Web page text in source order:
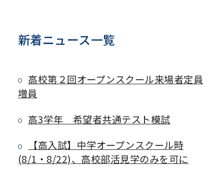
新着ニュース一覧
高校第２回オープンスクール来場者定員
増員
高3学年 希望者共通テスト模試
【高入試】中学オープンスクール時
(8/1・8/22)、高校部活見学のみを可に